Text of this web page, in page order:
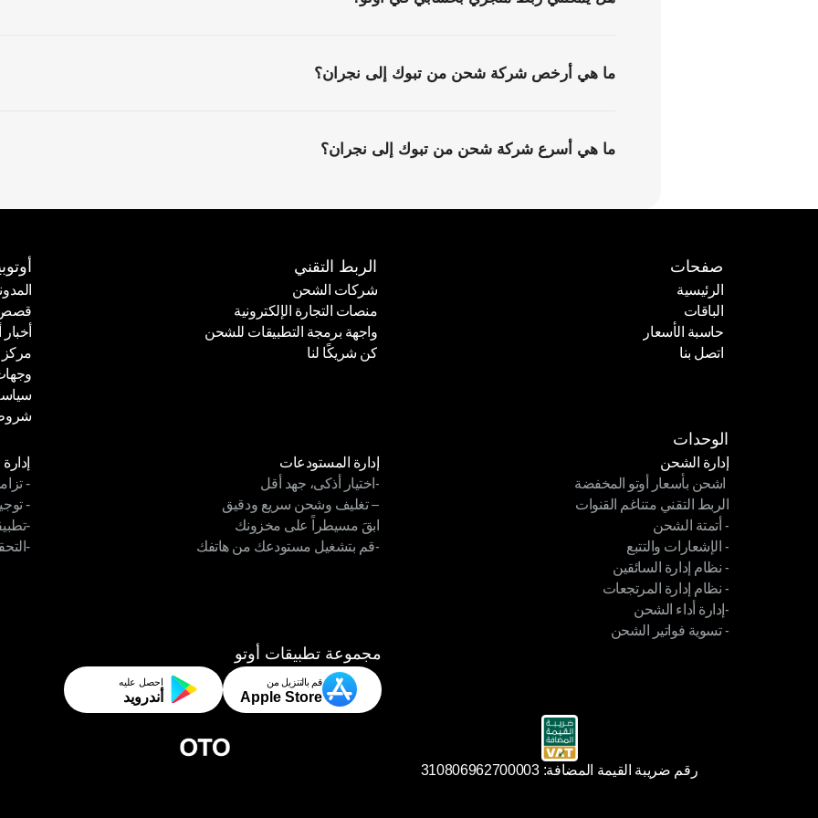
ما هي أرخص شركة شحن من تبوك إلى نجران؟
ما هي أسرع شركة شحن من تبوك إلى نجران؟
صفحات
الرئيسية
الرئيسية
الباقات
الباقات
حاسبة الأسعار
حاسبة الأسعار
اتصل بنا
الربط التقني
شركات الشحن
شركات الشحن
منصات التجارة الإلكترونية
منصات التجارة الإلكترونية
واجهة برمجة التطبيقات للشحن
واجهة برمجة التطبيقات للشحن
كن شريكًا لنا
قصص
قصص
أخبار
أخبار
مركز
مركز
الوحدات
إدارة الشحن
إدارة الشحن
اشحن بأسعار أوتو المخفضة
اشحن بأسعار أوتو المخفضة
الربط التقني متناغم القنوات
الربط التقني متناغم القنوات
- أتمتة الشحن
- أتمتة الشحن
- الإشعارات والتتبع
- الإشعارات والتتبع
- نظام إدارة السائقين
- نظام إدارة السائقين
- نظام إدارة المرتجعات
- نظام إدارة المرتجعات
-إدارة أداء الشحن
-إدارة أداء الشحن
- تسوية فواتير الشحن
إدارة المستودعات
إدارة المستودعات
-اختيار أذكى، جهد أقل
-اختيار أذكى، جهد أقل
– تغليف وشحن سريع ودقيق
– تغليف وشحن سريع ودقيق
ابقَ مسيطراً على مخزونك
ابقَ مسيطراً على مخزونك
-قم بتشغيل مستودعك من هاتفك
-
-
-
-
-
-
-
مجموعة تطبيقات أوتو
قم بالتنزيل من
Apple Store
احصل عليه
أندرويد
رقم ضريبة القيمة المضافة: 310806962700003